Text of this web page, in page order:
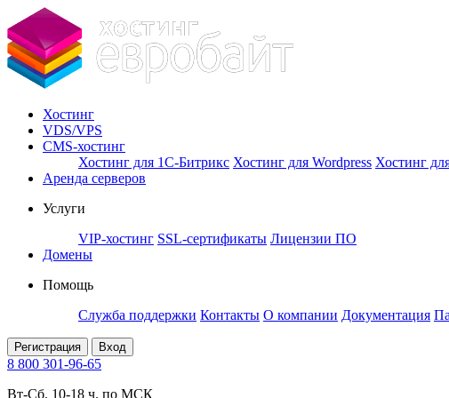
Хостинг
VDS/VPS
CMS-хостинг
Хостинг для 1С-Битрикс Хостинг для Wordpress Хостинг
Аренда серверов
Услуги
VIP-хостинг SSL-сертификаты Лицензии ПО
Домены
Помощь
Служба поддержки Контакты О компании Документация
Регистрация Вход
8 800 301-96-65
Вт-Сб. 10-18 ч. по МСК